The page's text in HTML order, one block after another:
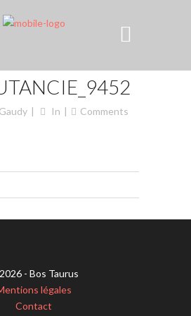
In Comments
- Bos Taurus
légales
Contact